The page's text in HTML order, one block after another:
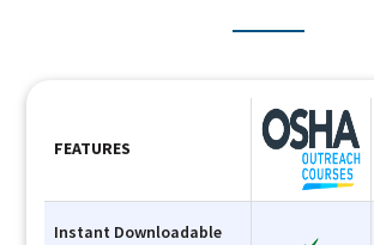
FEATURES
Instant Downloadable